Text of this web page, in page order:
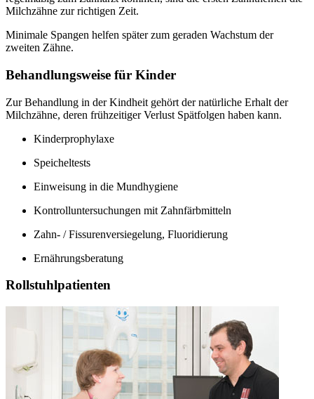
Milchzähne zur richtigen Zeit.
Minimale Spangen helfen später zum geraden Wachstum der
zweiten Zähne.
Behandlungsweise für Kinder
Zur Behandlung in der Kindheit gehört der natürliche Erhalt der
Milchzähne, deren frühzeitiger Verlust Spätfolgen haben kann.
Kinderprophylaxe
Speicheltests
Einweisung in die Mundhygiene
Kontrolluntersuchungen mit Zahnfärbmitteln
Zahn- / Fissurenversiegelung, Fluoridierung
Ernährungsberatung
Rollstuhlpatienten